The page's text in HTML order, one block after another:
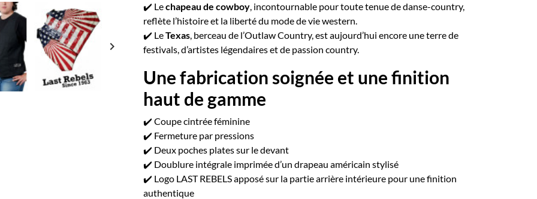
keyboard_arrow_right
✔️ Lechapeau de cowboy, incontournable pour toute tenue de danse-country,
reflète l’histoire et la liberté du mode de vie western.
✔️ LeTexas, berceau de l’Outlaw Country, est aujourd’hui encore une terre de
festivals, d’artistes légendaires et de passion country.
Une fabrication soignée et une finition
haut de gamme
✔️ Coupe cintrée féminine
✔️ Fermeture par pressions
✔️ Deux poches plates sur le devant
✔️ Doublure intégrale imprimée d’un drapeau américain stylisé
✔️ Logo LAST REBELS apposé sur la partie arrière intérieure pour une finition
authentique